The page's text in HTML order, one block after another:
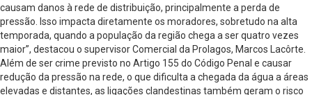
causam danos à rede de distribuição, principalmente a perda de
pressão. Isso impacta diretamente os moradores, sobretudo na alta
temporada, quando a população da região chega a ser quatro vezes
maior”, destacou o supervisor Comercial da Prolagos, Marcos Lacôrte.
Além de ser crime previsto no Artigo 155 do Código Penal e causar
redução da pressão na rede, o que dificulta a chegada da água a áreas
elevadas e distantes, as ligações clandestinas também geram o risco